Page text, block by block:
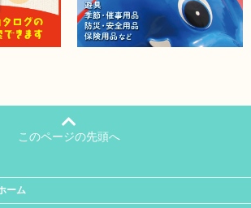
このページの先頭へ
ーム